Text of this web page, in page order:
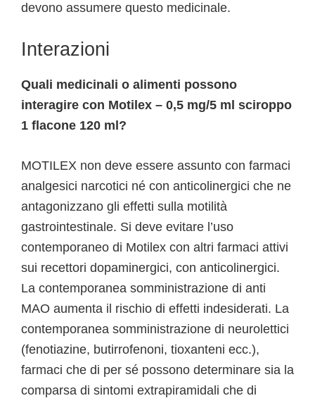
devono assumere questo medicinale.
Interazioni
Quali medicinali o alimenti possono
interagire con Motilex – 0,5 mg/5 ml sciroppo
1 flacone 120 ml?
MOTILEX non deve essere assunto con farmaci
analgesici narcotici né con anticolinergici che ne
antagonizzano gli effetti sulla motilità
gastrointestinale. Si deve evitare l’uso
contemporaneo di Motilex con altri farmaci attivi
sui recettori dopaminergici, con anticolinergici.
La contemporanea somministrazione di anti
MAO aumenta il rischio di effetti indesiderati. La
contemporanea somministrazione di neurolettici
(fenotiazine, butirrofenoni, tioxanteni ecc.),
farmaci che di per sé possono determinare sia la
comparsa di sintomi extrapiramidali che di